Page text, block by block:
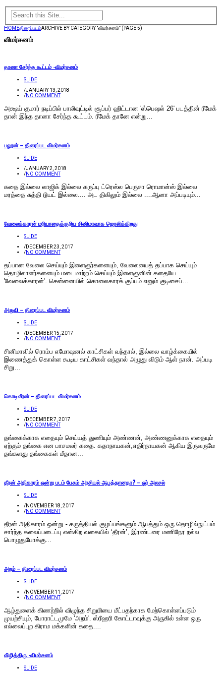
HOMEதிரைப்படம்ARCHIVE BY CATEGORY "விமர்சனம்" (PAGE 5)
விமர்சனம்
தானா சேர்ந்த கூட்டம் -விமர்சனம்
SLIDE
/JANUARY 13, 2018
/NO COMMENT
அக்ஷய் குமார் நடிப்பில் பாலிவுட்டில் சூப்பர் ஹிட்டான 'ஸ்பெஷல் 26' படத்தின் ரீமேக்
தான் இந்த தானா சேர்ந்த கூட்டம். ரீமேக் தானே என்று...
பலூன் – திரைப்பட விமர்சனம்
SLIDE
/JANUARY 2, 2018
/NO COMMENT
கதை இல்லை லாஜிக் இல்லை கருப்பு ட்ரெஸ்ல பெருசா ரொமான்ஸ் இல்லை
மரத்தை சுத்தி டூயட் இல்லை.... அட திகிலும் இல்லை ....ஆனா அப்படியும்...
வேலைக்காரன் மரியாதைக்குரிய சினிமாவாக ஜொலிக்கிறது
SLIDE
/DECEMBER 23, 2017
/NO COMMENT
தப்பான வேலை செய்யும் இளைஞர்களையும், வேலையைத் தப்பாக செய்யும்
தொழிலாளர்களையும் மடைமாற்றம் செய்யும் இளைஞனின் கதையே
'வேலைக்காரன்'. சென்னையில் கொலைகாரக் குப்பம் எனும் குடிசைப்...
அருவி – திரைப்பட விமர்சனம்
SLIDE
/DECEMBER 15, 2017
/NO COMMENT
சினிமாவில் ரொம்ப எமோஷனல் காட்சிகள் வந்தால், இல்லை வாழ்க்கையில்
இணைத்துக் கொள்ள கூடிய காட்சிகள் வந்தால் அழுது விடும் ஆள் நான். அப்படி
சிறு...
கொடிவீரன் – திரைப்பட விமர்சனம்
SLIDE
/DECEMBER 7, 2017
/NO COMMENT
தங்கைக்காக எதையும் செய்யத் துணியும் அண்ணன், அண்ணனுக்காக எதையும்
ஏற்கும் தங்கை என பாசமலர் கதை. கதாநாயகன்,எதிர்நாயகன் ஆகிய இருவருமே
தங்களது தங்கைகள் மீதான...
தீரன் அதிகாரம் ஒன்று படம் பேசும் அரசியல் ஆபத்தானதா? – ஓர் அலசல்
SLIDE
/NOVEMBER 18, 2017
/NO COMMENT
தீரன் அதிகாரம் ஒன்று - கருத்தியல் குழப்பங்களும் ஆபத்தும் ஒரு தொழில்நுட்பம்
சார்ந்த கலைப்படைப்பு என்கிற வகையில் ‘தீரன்’, இரண்டரை மணிநேர நல்ல
பொழுதுபோக்கு...
அறம் – திரைப்பட விமர்சனம்
SLIDE
/NOVEMBER 11, 2017
/NO COMMENT
ஆழ்துளைக் கிணற்றில் விழுந்த சிறுமியை மீட்பதற்காக மேற்கொள்ளப்படும்
முயற்சியும், போராட்டமுமே 'அறம்'. ஸ்ரீஹரி கோட்டாவுக்கு அருகில் உள்ள ஒரு
எல்லைப்புற கிராம மக்களின் கதை....
விழித்திரு -விமர்சனம்
SLIDE